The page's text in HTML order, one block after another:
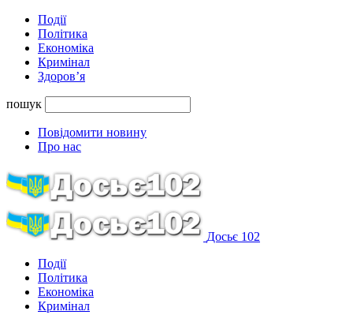
Події
Політика
Економіка
Кримінал
Здоров’я
пошук
Повідомити новину
Про нас
Досьє 102
Події
Політика
Економіка
Кримінал